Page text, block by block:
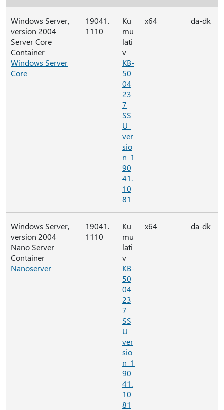
Windows Server,
version 2004
Server Core
Container
Windows Server
Core
19041.
1110
Ku
mu
lati
v
KB-
50
04
23
7
SS
U_
ver
sio
n_1
90
41.
10
81
x64 da-dk
Windows Server,
version 2004
Nano Server
Container
Nanoserver
19041.
1110
Ku
mu
lati
v
KB-
50
04
23
7
SS
U_
ver
sio
n_1
90
41.
10
81
x64 da-dk